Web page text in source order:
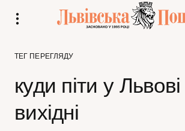
ТЕГ ПЕРЕГЛЯДУ
куди піти у
вихідні